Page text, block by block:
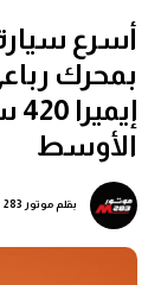
أسرع
بمحرك
الأوسط
بقلمموتور 283